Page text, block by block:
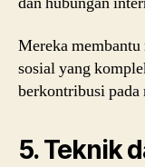
Mereka membantu
sosial yang
berkontribusi pada
5.Teknik